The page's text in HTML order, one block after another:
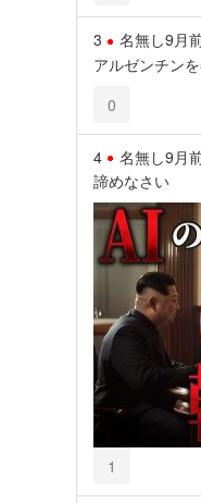
3 名無し9月
アルゼンチン
0
4 名無し9月
諦めなさい
1